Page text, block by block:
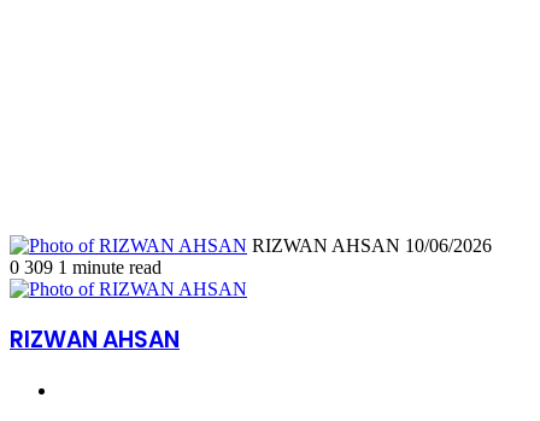
RIZWAN AHSAN Send
10/06/2026
0 309 1 minute read
RIZWAN AHSAN